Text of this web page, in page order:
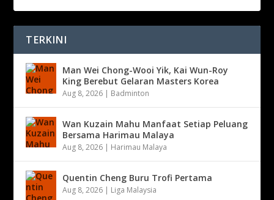
TERKINI
Man Wei Chong-Wooi Yik, Kai Wun-Roy
King Berebut Gelaran Masters Korea
Aug 8, 2026 | Badminton
Wan Kuzain Mahu Manfaat Setiap Peluang
Bersama Harimau Malaya
Aug 8, 2026 | Harimau Malaya
Quentin Cheng Buru Trofi Pertama
Aug 8, 2026 | Liga Malaysia